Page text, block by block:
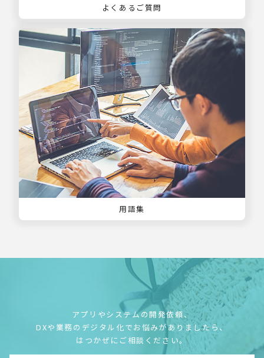
よくあるご質問
用語集
アプリやシステムの開発依頼、
DXや業務のデジタル化でお悩みがありましたら、
はつかぜにご相談ください。